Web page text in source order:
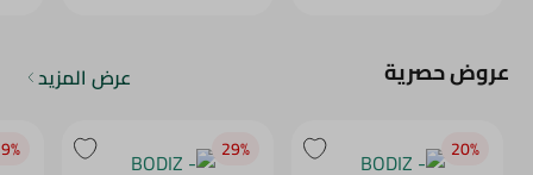
عروض حصرية عرض المزيد
20‎%‎
29‎%‎